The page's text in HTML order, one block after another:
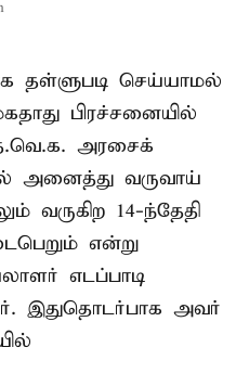
தள்ளுபடி செய்யாமல்
பிரச்சனையில்
அரசைக்
அனைத்து வருவாய்
வருகிற 14-ந்தேதி
என்று
எடப்பாடி
இதுதொடர்பாக அவர்